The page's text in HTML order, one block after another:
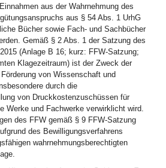
aus der Wahrnehmung des
aus § 54 Abs. 1 UrhG
Bücher sowie Fach- und Sachbücher
Gemäß § 2 Abs. 1 der Satzung des
(Anlage B 16; kurz: FFW-Satzung;
Klagezeitraum) ist der Zweck der
von Wissenschaft und
durch die
von Druckkostenzuschüssen für
Werke und Fachwerke verwirklicht wird.
des FFW gemäß § 9 FFW-Satzung
des Bewilligungsverfahrens
wahrnehmungsberechtigten